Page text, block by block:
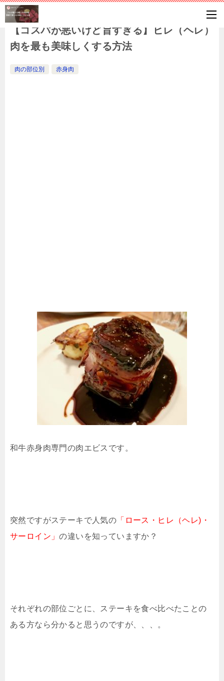
【コスパが悪いけど旨すぎる】ヒレ（ヘレ）
肉を最も美味しくする方法
肉の部位別 赤身肉
和牛赤身肉専門の肉エビスです。
突然ですがステーキで人気の 「ロース・ヒレ（ヘレ)・
サーロイン」の違いを知っていますか？
それぞれの部位ごとに、ステーキを食べ比べたことの
ある方なら分かると思うのですが、、、。